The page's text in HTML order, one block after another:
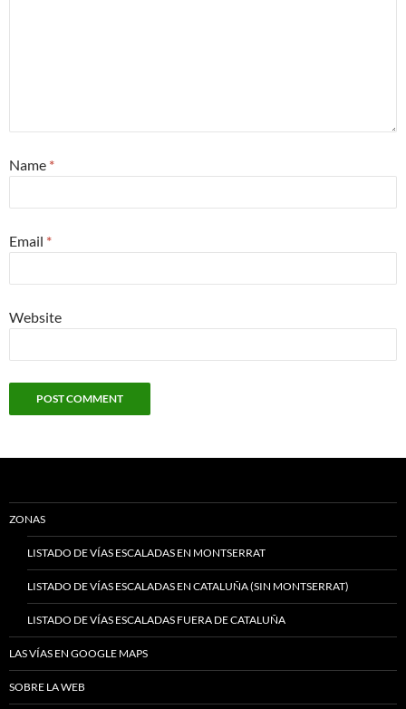
Name *
Email *
Website
ZONAS
LISTADO DE VÍAS ESCALADAS EN MONTSERRAT
LISTADO DE VÍAS ESCALADAS EN CATALUÑA (SIN MONTSERRAT)
LISTADO DE VÍAS ESCALADAS FUERA DE CATALUÑA
LAS VÍAS EN GOOGLE MAPS
SOBRE LA WEB